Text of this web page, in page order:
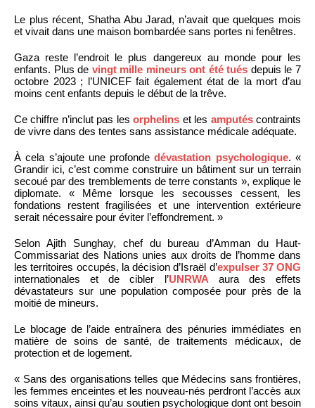
Le plus récent, Shatha Abu Jarad, n’avait que quelques mois
et vivait dans une maison bombardée sans portes ni fenêtres.
Gaza reste l’endroit le plus dangereux au monde pour les
enfants. Plus de vingt mille mineurs ont été tués depuis le 7
octobre 2023 ; l’UNICEF fait également état de la mort d’au
moins cent enfants depuis le début de la trêve.
Ce chiffre n’inclut pas lesorphelins et les amputéscontraints
de vivre dans des tentes sans assistance médicale adéquate.
À cela s’ajoute une profondedévastation psychologique. «
Grandir ici, c’est comme construire un bâtiment sur un terrain
secoué par des tremblements de terre constants », explique le
diplomate. « Même lorsque les secousses cessent, les
fondations restent fragilisées et une intervention extérieure
serait nécessaire pour éviter l’effondrement. »
Selon Ajith Sunghay, chef du bureau d’Amman du Haut-
Commissariat des Nations unies aux droits de l’homme dans
les territoires occupés, la décision d’Israël d’expulser 37 ONG
internationales et de cibler l’UNRWA aura des effets
dévastateurs sur une population composée pour près de la
moitié de mineurs.
Le blocage de l’aide entraînera des pénuries immédiates en
matière de soins de santé, de traitements médicaux, de
protection et de logement.
« Sans des organisations telles que Médecins sans frontières,
les femmes enceintes et les nouveau-nés perdront l’accès aux
soins vitaux, ainsi qu’au soutien psychologique dont ont besoin